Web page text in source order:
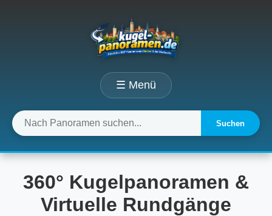
☰ Menü
Suchen
360° Kugelpanoramen &
Virtuelle Rundgänge